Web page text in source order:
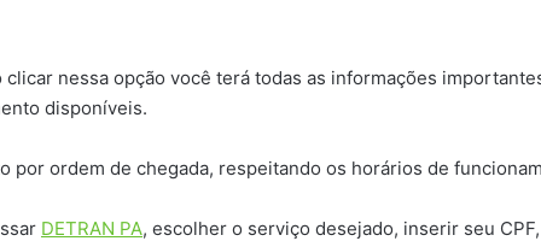
clicar nessa opção você terá todas as informações
disponíveis.
por ordem de chegada, respeitando os horários de
DETRAN PA, escolher o serviço desejado, inserir seu